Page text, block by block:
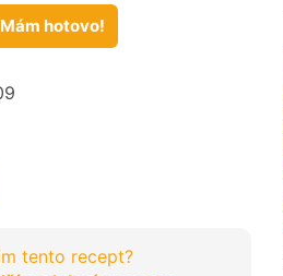
Mám hotovo!
tento recept?